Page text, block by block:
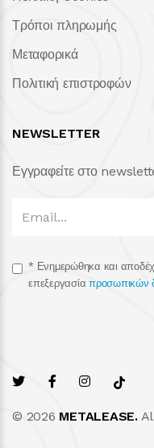
Τρόποι πληρωμής
Μεταφορικά
Πολιτική επιστροφών
NEWSLETTER
Εγγραφείτε στο
*Ενημερώθηκα και
επεξεργασίαπροσωπικών
© 2026 METALEASE.